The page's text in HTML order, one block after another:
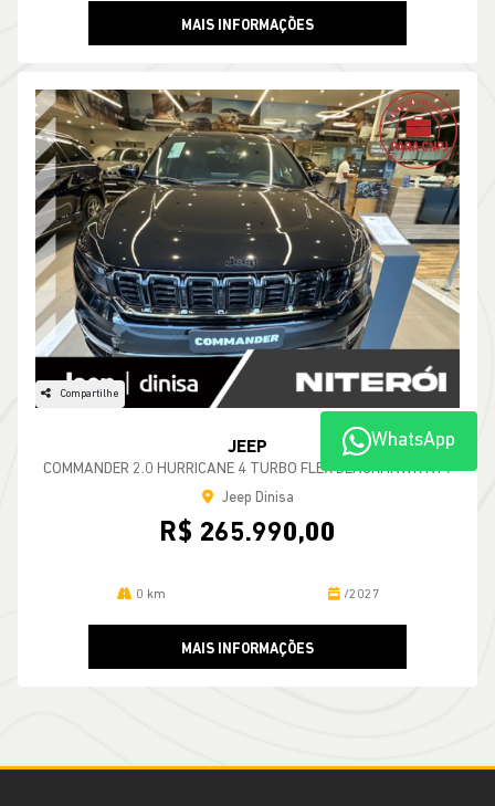
MAIS INFORMAÇÕES
Compartilhe
JEEP
COMMANDER 2.0 HURRICANE 4 TURBO FLEX BLACKHAWK AT9
Jeep Dinisa
R$ 265.990,00
0 km /2027
MAIS INFORMAÇÕES
WhatsApp